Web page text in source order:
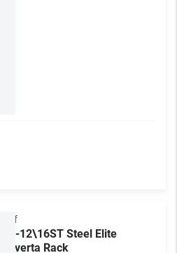
Chief
ECR-12\16ST Steel Elite
Converta Rack